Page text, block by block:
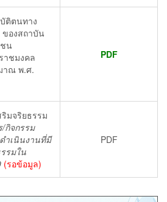
ติตนทาง
ของสถาบัน
น
าชมงคล
าณ พ.ศ.
PDF
มจริยธรรม
กิจกรรม
ำเนินงานที่มี
รมใน
(รอข้อมูล)
PDF